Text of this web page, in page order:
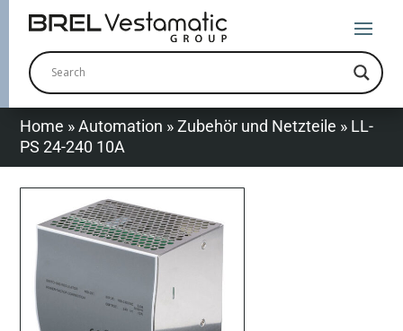
Home »Automation »Zubehör und Netzteile » LL-
PS 24-240 10A